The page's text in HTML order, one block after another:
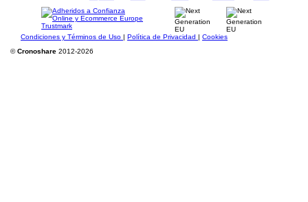
Condiciones y Términos de Uso | Política de Privacidad | Cookies
©Cronoshare 2012-2026